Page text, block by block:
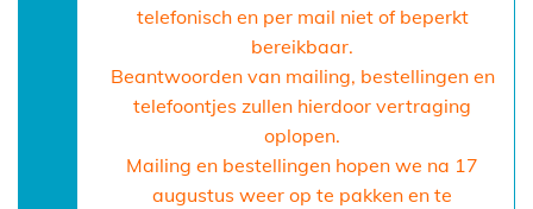
telefonisch en per mail niet of beperkt
bereikbaar.
Beantwoorden van mailing, bestellingen en
telefoontjes zullen hierdoor vertraging
oplopen.
Mailing en bestellingen hopen we na 17
augustus weer op te pakken en te